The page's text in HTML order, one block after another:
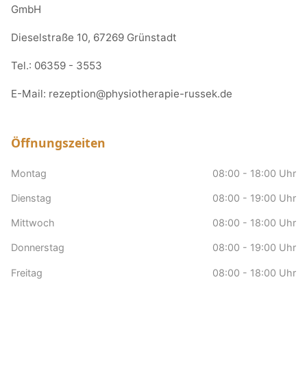
GmbH
Dieselstraße 10, 67269 Grünstadt
Tel.: 06359 - 3553
E-Mail: rezeption@physiotherapie-russek.de
Öffnungszeiten
Montag 08:00 - 18:00 Uhr
Dienstag 08:00 - 19:00 Uhr
Mittwoch 08:00 - 18:00 Uhr
Donnerstag 08:00 - 19:00 Uhr
Freitag 08:00 - 18:00 Uhr